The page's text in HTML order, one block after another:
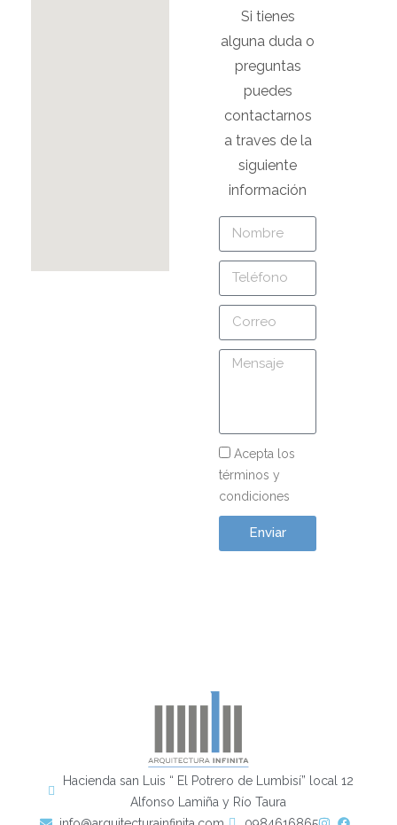
Si tienes
alguna duda o
preguntas
puedes
contactarnos
a traves de la
siguiente
información
Acepta los
términos y
condiciones
Enviar
Hacienda san Luis “ El Potrero de Lumbisí” local 12
Alfonso Lamiña y Río Taura